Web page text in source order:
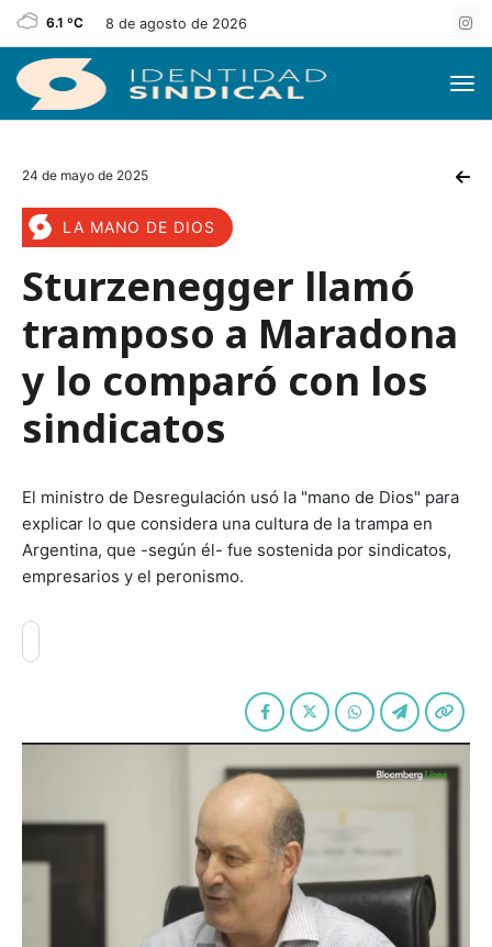
6.1 ºC 8 de agosto de 2026
24 de mayo de 2025
LA MANO DE DIOS
Sturzenegger llamó
tramposo a Maradona
y lo comparó con los
sindicatos
El ministro de Desregulación usó la "mano de Dios" para
explicar lo que considera una cultura de la trampa en
Argentina, que -según él- fue sostenida por sindicatos,
empresarios y el peronismo.